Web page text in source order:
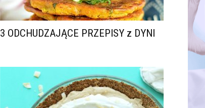
3 ODCHUDZAJĄCE PRZEPISY z DYNI